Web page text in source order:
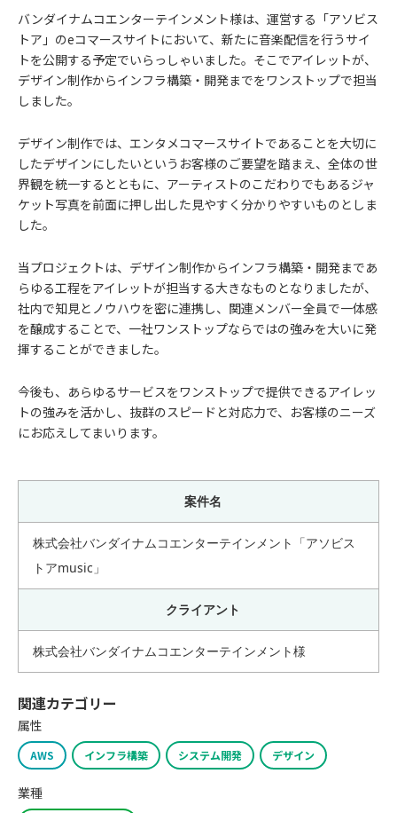
バンダイナムコエンターテインメント様は、運営する「アソビス
トア」のeコマースサイトにおいて、新たに音楽配信を行うサイ
トを公開する予定でいらっしゃいました。そこでアイレットが、
デザイン制作からインフラ構築・開発までをワンストップで担当
しました。
デザイン制作では、エンタメコマースサイトであることを大切に
したデザインにしたいというお客様のご要望を踏まえ、全体の世
界観を統一するとともに、アーティストのこだわりでもあるジャ
ケット写真を前面に押し出した見やすく分かりやすいものとしま
した。
当プロジェクトは、デザイン制作からインフラ構築・開発まであ
らゆる工程をアイレットが担当する大きなものとなりましたが、
社内で知見とノウハウを密に連携し、関連メンバー全員で一体感
を醸成することで、一社ワンストップならではの強みを大いに発
揮することができました。
今後も、あらゆるサービスをワンストップで提供できるアイレッ
トの強みを活かし、抜群のスピードと対応力で、お客様のニーズ
にお応えしてまいります。
案件名
株式会社バンダイナムコエンターテインメント「アソビス
トアmusic」
クライアント
株式会社バンダイナムコエンターテインメント様
関連カテゴリー
属性
AWS インフラ構築 システム開発 デザイン
業種